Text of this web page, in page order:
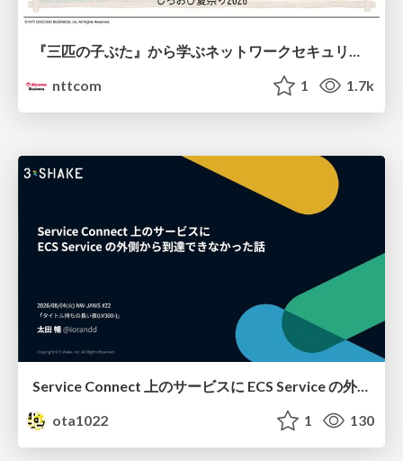
『三匹の子ぶた』から学ぶネットワークセキュリティの昔と今 / Network Security: Then and Now Through the Lens of The Three Little Pigs
nttcom
1 1.7k
Service Connect 上のサービスに ECS Service の外側から到達できなかった話
ota1022
1 130